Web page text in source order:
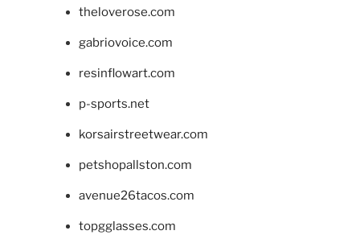
theloverose.com
gabriovoice.com
resinflowart.com
p-sports.net
korsairstreetwear.com
petshopallston.com
avenue26tacos.com
topgglasses.com